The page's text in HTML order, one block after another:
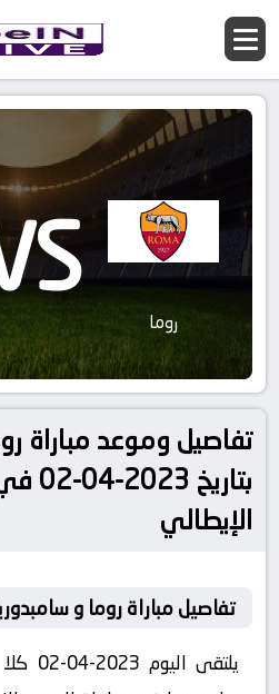
روما
تفاصيل وموعد مباراة
الإيطالي
تفاصيل مباراة روما و